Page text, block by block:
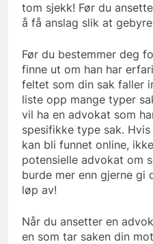
tom sjekk! Før du
å få anslag slik at
Før du bestemmer deg
finne ut om han har
feltet som din sak faller
liste opp mange typer
vil ha en advokat som
spesifikke type sak.
kan bli funnet online,
potensielle advokat om
burde mer enn gjerne gi
løp av!
Når du ansetter en
en som tar saken din